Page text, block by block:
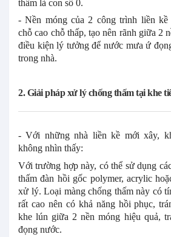
thấm là con số 0.
- Nền móng của 2 công trình liền kề
chỗ cao chỗ thấp, tạo nên rãnh giữa 2
điều kiện lý tưởng để nước mưa ứ
trong nhà.
2. Giải pháp xử lý chống thấm tại khe
- Với những nhà liền kề mới xây,
không nhìn thấy:
Với trường hợp này, có thể sử dụng
thấm đàn hồi gốc polymer, acrylic
xử lý. Loại màng chống thấm này có
rất cao nên có khả năng hồi phục,
khe lún giữa 2 nền móng hiệu quả,
đọng nước.